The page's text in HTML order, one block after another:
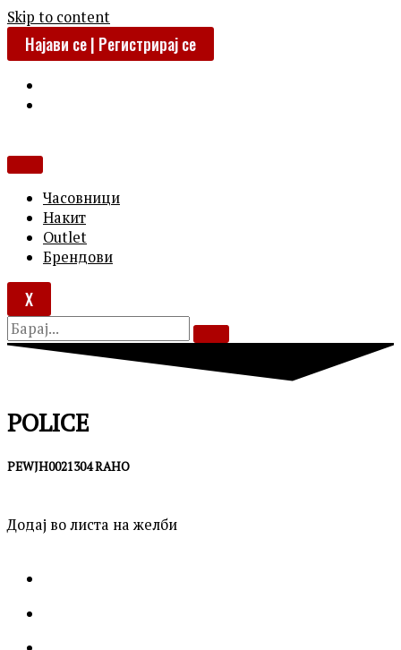
Skip to content
Најави се | Регистрирај се
Часовници
Накит
Outlet
Брендови
X
POLICE
PEWJH0021304 RAHO
Додај во листа на желби